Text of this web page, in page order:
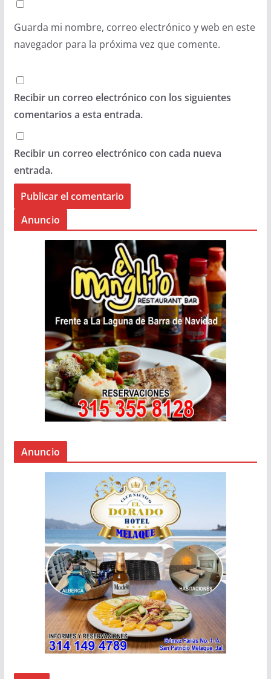
Guarda mi nombre, correo electrónico y web en este
navegador para la próxima vez que comente.
Recibir un correo electrónico con los siguientes
comentarios a esta entrada.
Recibir un correo electrónico con cada nueva
entrada.
Anuncio
Anuncio